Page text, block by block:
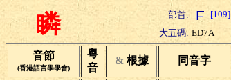
瞵 部首: [109]
大五碼: ED7A
音節
(香港語言學學會)
粵
音
& 根據 同音字